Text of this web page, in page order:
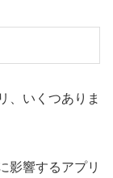
、いくつありま
影響するアプリ